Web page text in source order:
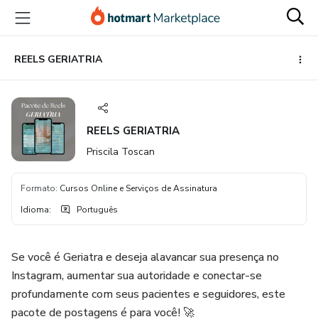
para
conteúdo
principal
para
pagamento
para
rodapé
REELS GERIATRIA
REELS GERIATRIA
Priscila Toscan
Formato: Cursos Online e Serviços de Assinatura
Idioma: Português
Se você é Geriatra e deseja alavancar sua presença no
Instagram, aumentar sua autoridade e conectar-se
profundamente com seus pacientes e seguidores, este
pacote de postagens é para você! 🚀